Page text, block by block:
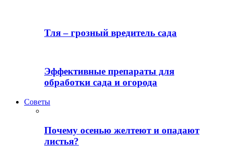
Тля – грозный вредитель сада
Эффективные препараты для
обработки сада и огорода
Советы
Почему осенью желтеют и опадают
листья?